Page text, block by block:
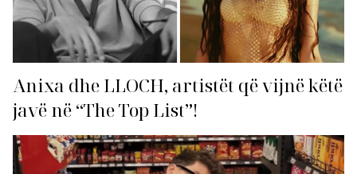
Anixa dhe LLOCH, artistët që vijnë këtë
javë në “The Top List”!